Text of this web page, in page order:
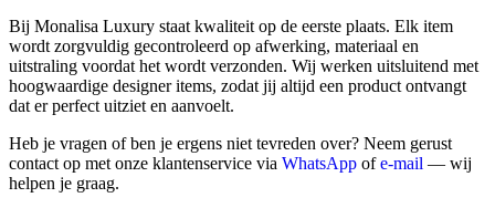
Bij Monalisa Luxury staat kwaliteit op de eerste plaats. Elk item
wordt zorgvuldig gecontroleerd op afwerking, materiaal en
uitstraling voordat het wordt verzonden. Wij werken uitsluitend met
hoogwaardige designer items, zodat jij altijd een product ontvangt
dat er perfect uitziet en aanvoelt.
Heb je vragen of ben je ergens niet tevreden over? Neem gerust
contact op met onze klantenservice via WhatsApp ofe-mail — wij
helpen je graag.